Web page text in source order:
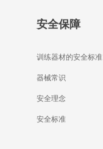
安全保障
训练器材的安全标准
器械常识
安全理念
安全标准